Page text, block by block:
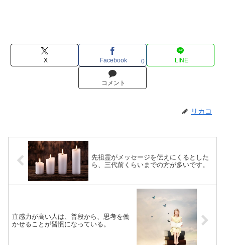
X Facebook 0 LINE
コメント
リカコ
先祖霊がメッセージを伝えにくるとした
ら、三代前くらいまでの方が多いです。
直感力が高い人は、普段から、思考を働
かせることが習慣になっている。